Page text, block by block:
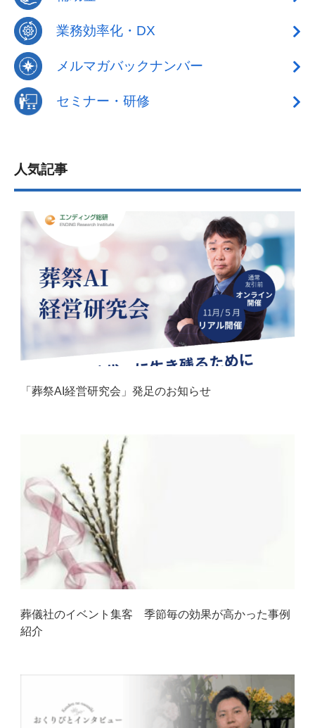
業務効率化・DX
メルマガバックナンバー
セミナー・研修
人気記事
「葬祭AI経営研究会」発足のお知らせ
葬儀社のイベント集客 季節毎の効果が高かった事例
紹介